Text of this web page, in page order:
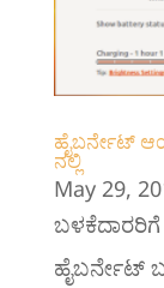
ಹೈಬರ್ನೇಟ್
ನಲ್ಲಿ
May 29,
ಬಳಕೆದಾರರಿಗೆ
ಹೈಬರ್ನೇಟ್